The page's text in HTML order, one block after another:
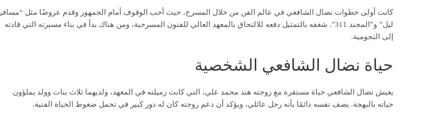
كانت أولى خطوات نضال الشافعي في عالم الفن من خلال المسرح، حيث أحب الوقوف أمام الجمهور وقدم عروضًا مثل “مسافر
ليل” و”المجند 311″. شغفه بالتمثيل دفعه للالتحاق بالمعهد العالي للفنون المسرحية، ومن هناك بدأ في بناء مسيرته التي قادته
إلى النجومية.
حياة نضال الشافعي الشخصية
يعيش نضال الشافعي حياة مستقرة مع زوجته هند محمد علي، التي كانت زميلته في المعهد، ولديهما ثلاث بنات وولد يملؤون
حياته بالبهجة. يصف نفسه دائمًا بأنه رجل عائلي، ويؤكد أن دعم زوجته كان له دور كبير في تحمل ضغوط الحياة الفنية.